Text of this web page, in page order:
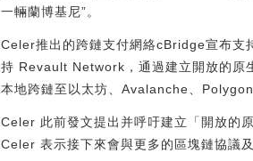
一輛蘭博基尼”。
Celer推出的跨鏈支付網絡cBridge宣布
持 Revault Network，通過建立開放的原
本地跨鏈至以太坊、Avalanche、
Celer 此前發文提出并呼吁建立「開放的
Celer 表示接下來會與更多的區塊鏈協議